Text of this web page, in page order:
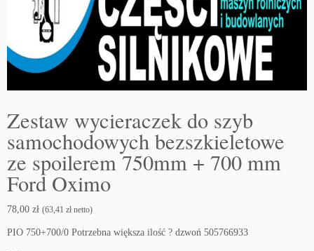
Zestaw wycieraczek do szyb
samochodowych bezszkieletowe
ze spoilerem 750mm + 700 mm
Ford Oximo
78,00 zł (63,41 zł netto)
PIO 750+700/0 Potrzebna większa ilość ? dzwoń 505766933